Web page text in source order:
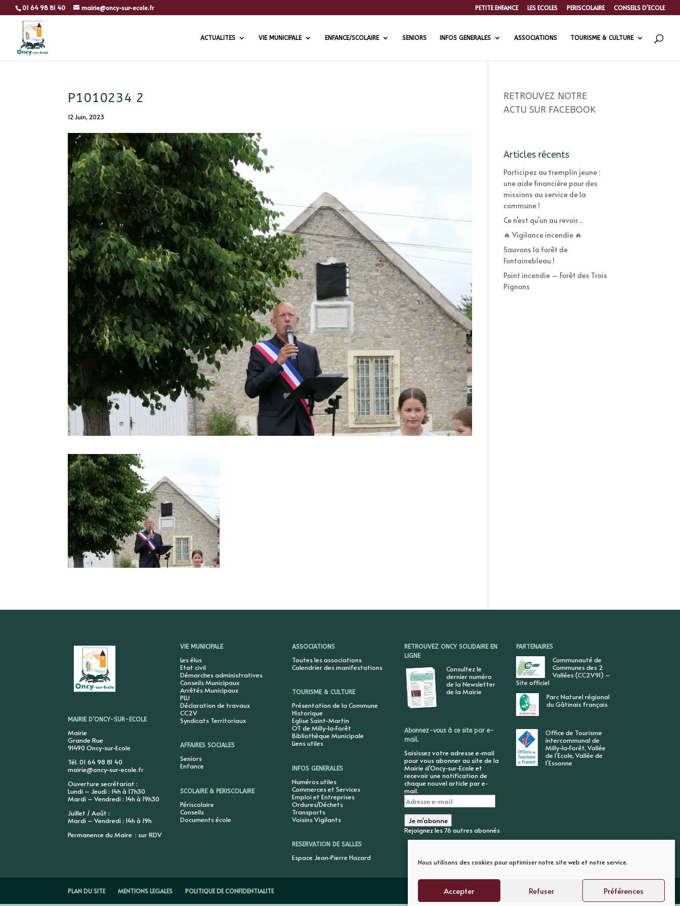
Nous utilisons des cookies pour optimiser notre site web et notre service.
Accepter Refuser Préférences
01 64 98 81 40 mairie@oncy-sur-ecole.fr PETITE ENFANCE LES ECOLES PERISCOLAIRE CONSEILS D’ECOLE
ACTUALITES VIE MUNICIPALE ENFANCE/SCOLAIRE SENIORS INFOS GENERALES ASSOCIATIONS TOURISME & CULTURE
P1010234 2
12 Juin, 2023
RETROUVEZ NOTRE
ACTU SUR FACEBOOK
Articles récents
Participez au tremplin jeune :
une aide financière pour des
missions au service de la
commune !
Ce n’est qu’un au revoir…
🔥 Vigilance incendie 🔥
Sauvons la forêt de
Fontainebleau !
Point incendie – Forêt des Trois
Pignons
MAIRIE D’ONCY-SUR-ECOLE
Mairie
Grande Rue
91490 Oncy-sur-Ecole
Tél. 01 64 98 81 40
mairie@oncy-sur-ecole.fr
Ouverture secrétariat :
Lundi – Jeudi : 14h à 17h30
Mardi – Vendredi : 14h à 19h30
Juillet / Août :
Mardi – Vendredi : 14h à 19h
Permanence du Maire : sur RDV
VIE MUNICIPALE
Les élus
Etat civil
Démarches administratives
Conseils Municipaux
Arrêtés Municipaux
PLU
Déclaration de travaux
CC2V
Syndicats Territoriaux
AFFAIRES SOCIALES
Seniors
Enfance
SCOLAIRE & PERISCOLAIRE
Périscolaire
Conseils
Documents école
ASSOCIATIONS
Toutes les associations
Calendrier des manifestations
TOURISME & CULTURE
Présentation de la Commune
Historique
Eglise Saint-Martin
OT de Milly-la-Forêt
Bibliothèque Municipale
Liens utiles
INFOS GENERALES
Numéros utiles
Commerces et Services
Emploi et Entreprises
Ordures/Déchets
Transports
Voisins Vigilants
RESERVATION DE SALLES
Espace Jean-Pierre Hazard
RETROUVEZ ONCY SOLIDAIRE EN
LIGNE
Consultez le
dernier numéro
de la Newsletter
de la Mairie
Abonnez-vous à ce site par e-
mail.
Saisissez votre adresse e-mail
pour vous abonner au site de la
Mairie d'Oncy-sur-Ecole et
recevoir une notification de
chaque nouvel article par e-
mail.
Adresse
e-
mail
Je m'abonne
Rejoignez les 76 autres abonnés
PARTENAIRES
Communauté de
Communes des 2
Vallées (CC2V91) –
Site officiel
Parc Naturel régional
du Gâtinais français
Office de Tourisme
intercommunal de
Milly-la-Forêt, Vallée
de l’Ecole, Vallée de
l’Essonne
PLAN DU SITE MENTIONS LEGALES POLITIQUE DE CONFIDENTIALITE